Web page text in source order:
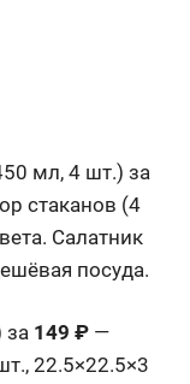
мл, 4 шт.) за
стаканов (4
Салатник
посуда.
за 149 ₽ —
22.5×22.5×3